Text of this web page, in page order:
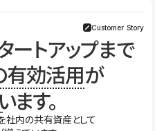
Customer Story
ートアップまで
有効活用が
ます。
社内の共有資産として